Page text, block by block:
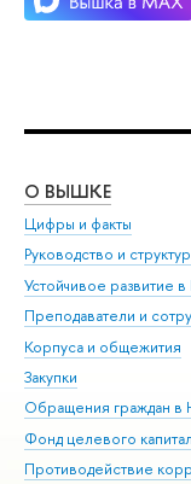
О ВЫШКЕ
Цифры и факты
Руководство и
Устойчивое развитие
Преподаватели и
Корпуса и общежития
Закупки
Обращения граждан
Фонд целевого
Противодействие